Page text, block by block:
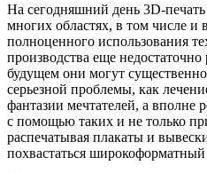
На сегодняшний день 3D-
многих областях, в том числе
полноценного использования
производства еще
будущем они могут
серьезной проблемы, как
фантазии мечтателей, а вполне
с помощью таких и не только
распечатывая плакаты и
похвастаться